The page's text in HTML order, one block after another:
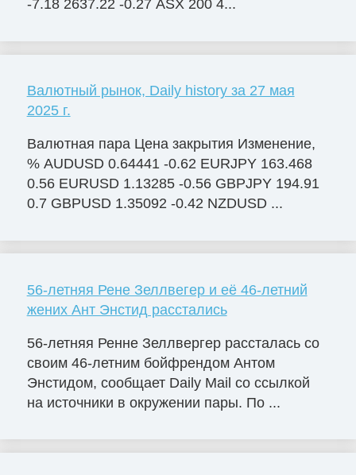
-7.18 2637.22 -0.27 ASX 200 4...
Валютный рынок, Daily history за 27 мая
2025 г.
Валютная пара Цена закрытия Изменение,
% AUDUSD 0.64441 -0.62 EURJPY 163.468
0.56 EURUSD 1.13285 -0.56 GBPJPY 194.91
0.7 GBPUSD 1.35092 -0.42 NZDUSD ...
56-летняя Рене Зеллвегер и её 46-летний
жених Ант Энстид расстались
56-летняя Ренне Зеллвергер рассталась со
своим 46-летним бойфрендом Антом
Энстидом, сообщает Daily Mail со ссылкой
на источники в окружении пары. По ...